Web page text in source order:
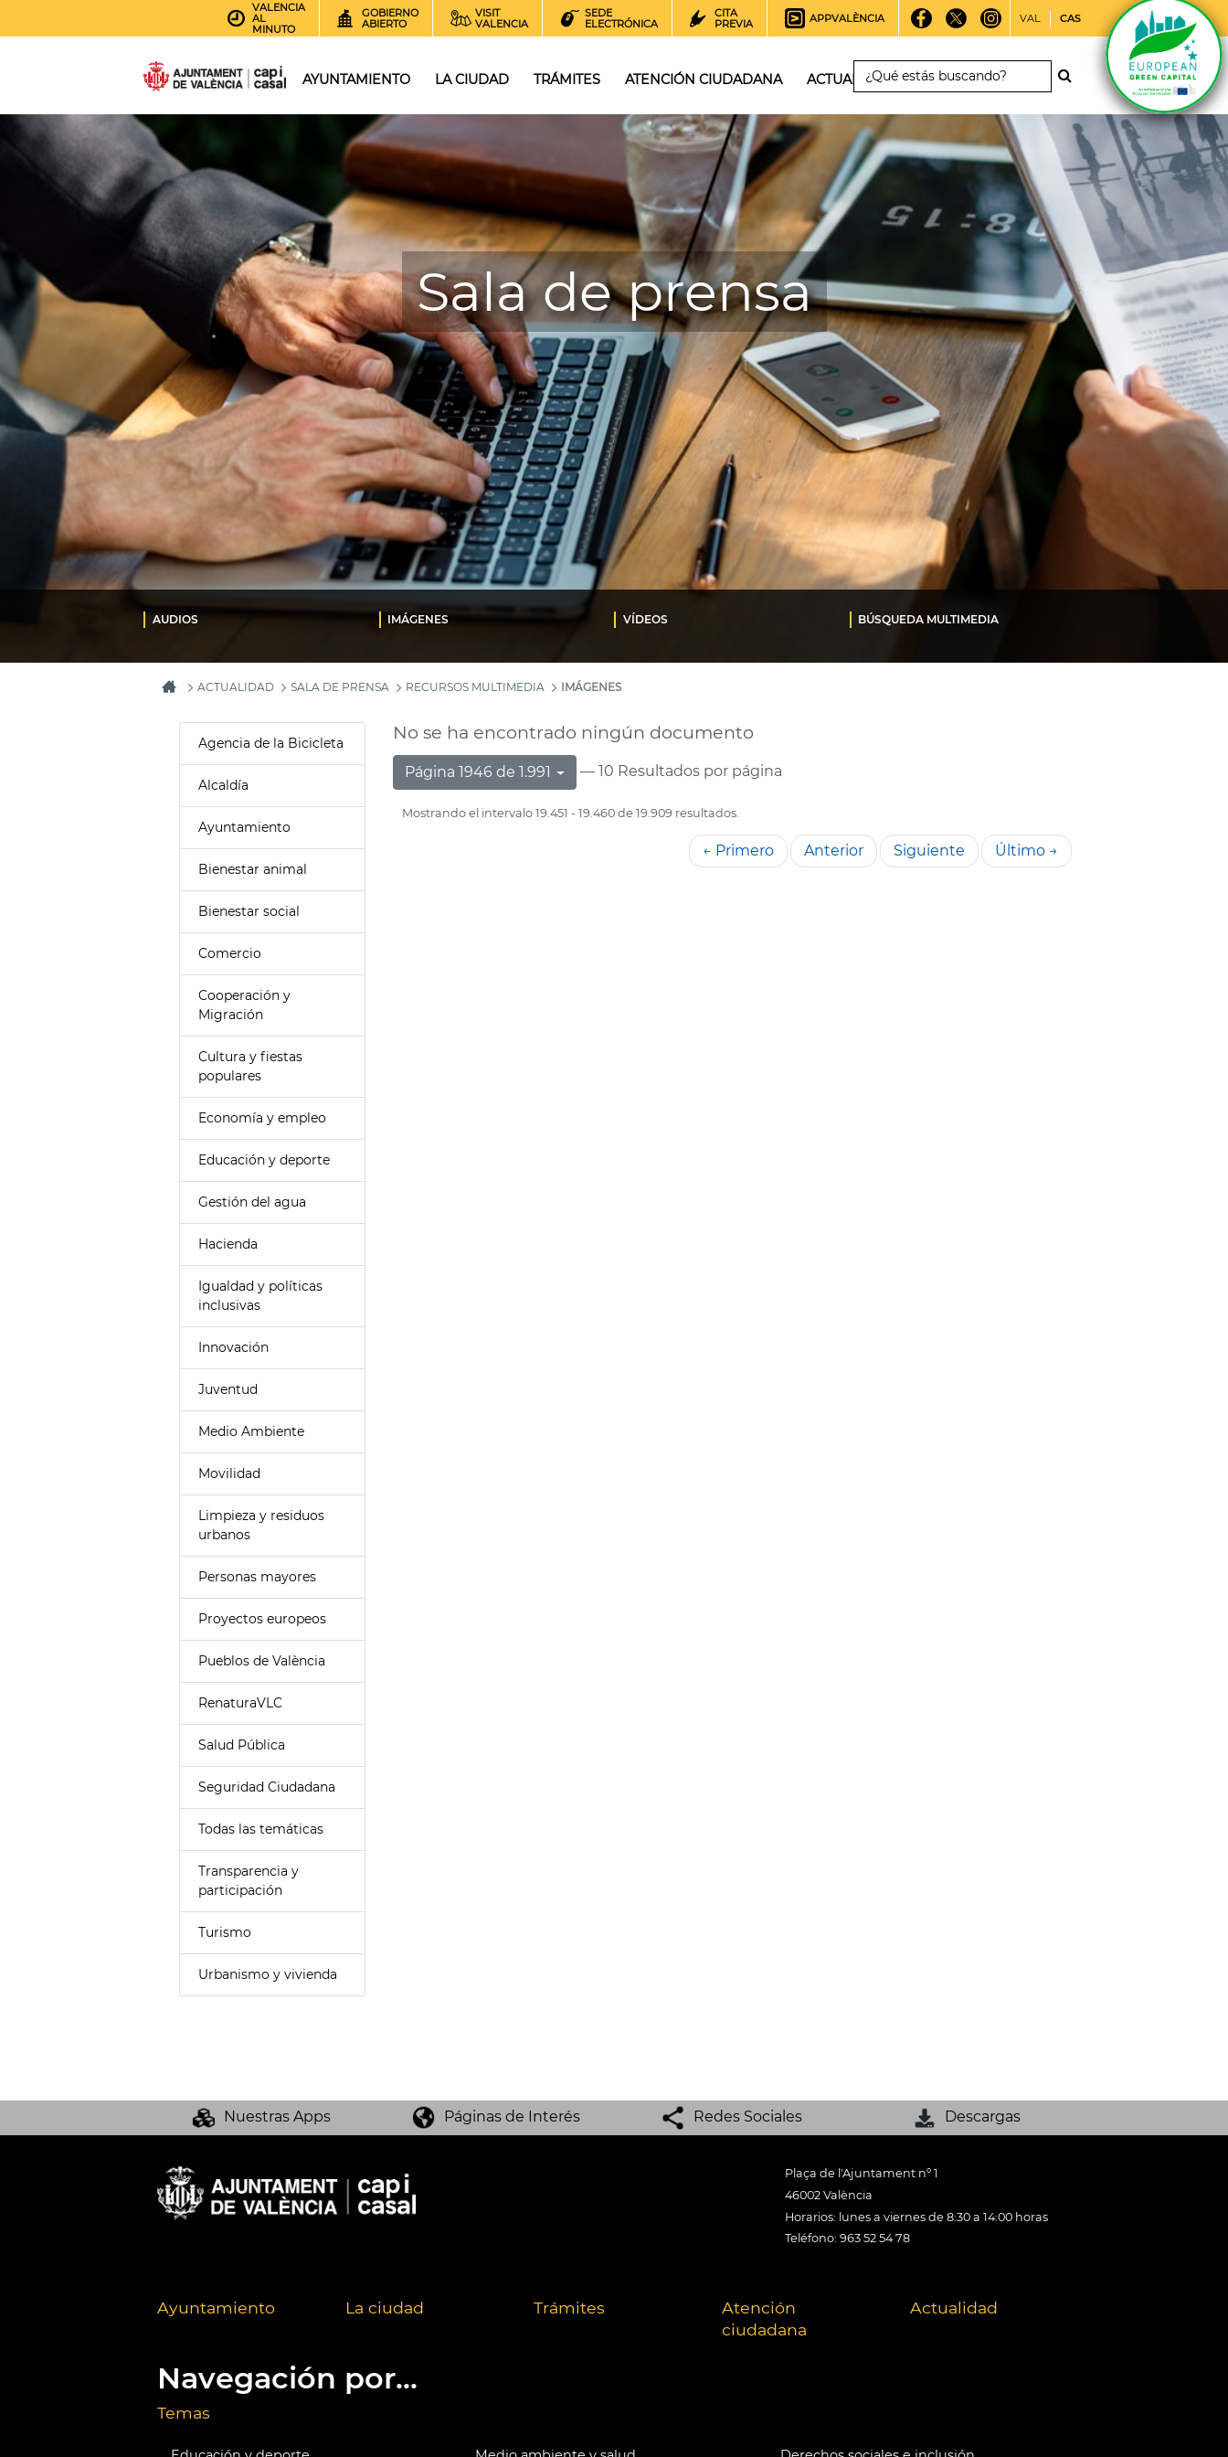
VALENCIA
AL
MINUTO
GOBIERNO
ABIERTO
VISIT
VALENCIA
SEDE
ELECTRÓNICA
CITA
PREVIA
APPVALÈNCIA VAL CAS
AYUNTAMIENTO LA CIUDAD TRÁMITES ATENCIÓN CIUDADANA ACTUALIDAD
Sala de prensa
AUDIOS IMÁGENES VÍDEOS BÚSQUEDA MULTIMEDIA
ACTUALIDAD SALA DE PRENSA RECURSOS MULTIMEDIA IMÁGENES
Agencia de la Bicicleta
Alcaldía
Ayuntamiento
Bienestar animal
Bienestar social
Comercio
Cooperación y
Migración
Cultura y fiestas
populares
Economía y empleo
Educación y deporte
Gestión del agua
Hacienda
Igualdad y políticas
inclusivas
Innovación
Juventud
Medio Ambiente
Movilidad
Limpieza y residuos
urbanos
Personas mayores
Proyectos europeos
Pueblos de València
RenaturaVLC
Salud Pública
Seguridad Ciudadana
Todas las temáticas
Transparencia y
participación
Turismo
Urbanismo y vivienda
No se ha encontrado ningún documento
Página 1946 de 1.991 — 10 Resultados por página
Mostrando el intervalo 19.451 - 19.460 de 19.909 resultados.
← Primero Anterior Siguiente Último →
Nuestras Apps Páginas de Interés Redes Sociales Descargas
Plaça de l'Ajuntament nº 1
46002 València
Horarios: lunes a viernes de 8:30 a 14:00 horas
Teléfono: 963 52 54 78
Ayuntamiento La ciudad Trámites
Atención
ciudadana
Actualidad
Navegación por...
Temas